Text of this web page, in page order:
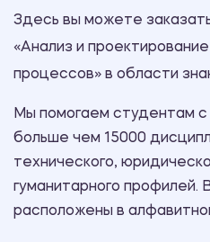
Здесь вы можете
«Анализ и
процессов» в области
Мы помогаем студентам
больше чем 15000
технического,
гуманитарного профилей.
расположены в